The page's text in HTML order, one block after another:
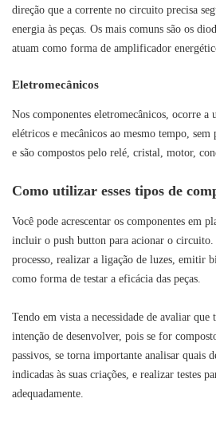
direção que a corrente no circuito precisa
energia às peças. Os mais comuns são os
atuam como forma de amplificador
Eletromecânicos
Nos componentes eletromecânicos, ocorre a
elétricos e mecânicos ao mesmo tempo, sem
e são compostos pelo relé, cristal, motor,
Como utilizar esses tipos de
Você pode acrescentar os componentes em
incluir o push button para acionar o circuito.
processo, realizar a ligação de luzes, emitir
como forma de testar a eficácia das peças.
Tendo em vista a necessidade de avaliar
intenção de desenvolver, pois se for
passivos, se torna importante analisar quais
indicadas às suas criações, e realizar testes
adequadamente.